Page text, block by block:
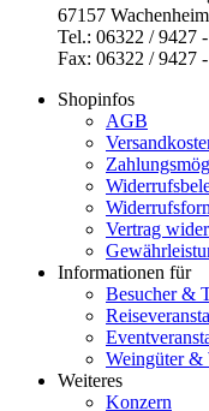
67157 Wachenheim
Tel.: 06322 / 9427
Fax: 06322 / 9427
Shopinfos
AGB
Vertrag
Informationen für
Besucher &
Weingüter &
Weiteres
Konzern